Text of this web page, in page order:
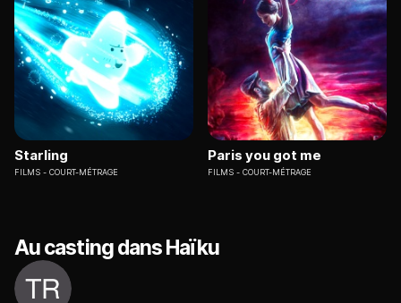
Starling
FILMS COURT-MÉTRAGE
Paris you got me
FILMS COURT-MÉTRAGE
Au casting dans Haïku